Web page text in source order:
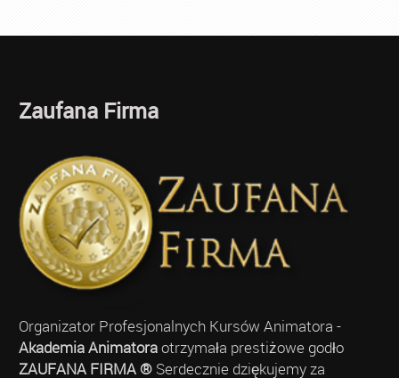
Zaufana Firma
Organizator Profesjonalnych Kursów Animatora -
Akademia Animatoraotrzymała prestiżowe godło
ZAUFANA FIRMA ®Serdecznie dziękujemy za